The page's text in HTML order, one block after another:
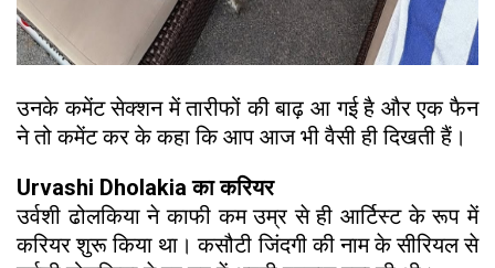
उनके कमेंट सेक्शन में तारीफों की बाढ़ आ गई है और एक फैन
ने तो कमेंट कर के कहा कि आप आज भी वैसी ही दिखती हैं।
Urvashi Dholakia का करियर
उर्वशी ढोलकिया ने काफी कम उम्र से ही आर्टिस्ट के रूप में
करियर शुरू किया था। कसौटी जिंदगी की नाम के सीरियल से